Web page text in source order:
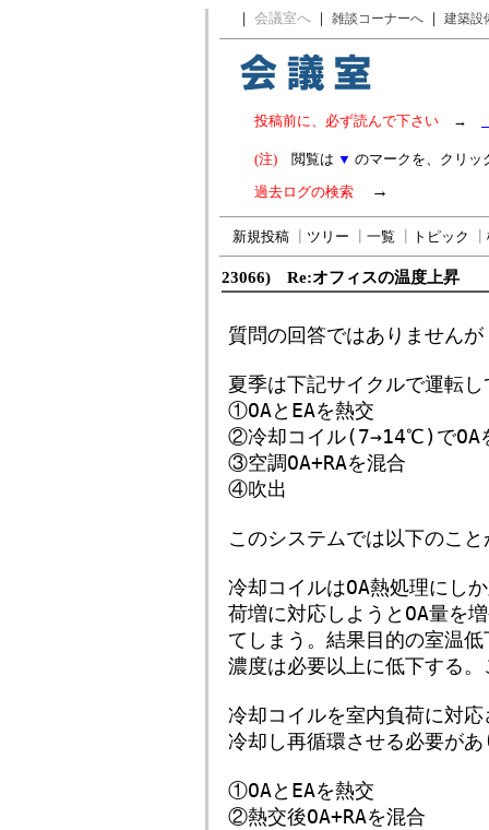
｜ 会議室へ ｜ 雑談コーナーへ ｜ 建築設
投稿前に、必ず読んで下さい →
(注) 閲覧は ▼ のマークを、クリッ
過去ログの検索 →
新規投稿 ツリー 一覧 トピック
23066) Re:オフィスの温度上昇
質問の回答ではありません
夏季は下記サイクルで運転
①OAとEAを熱交
②冷却コイル(7→14℃)でOA
③空調OA+RAを混合
④吹出
このシステムでは以下のこ
冷却コイルはOA熱処理にし
荷増に対応しようとOA量を
てしまう。結果目的の室温
濃度は必要以上に低下する
冷却コイルを室内負荷に対
冷却し再循環させる必要があ
①OAとEAを熱交
②熱交後OA+RAを混合